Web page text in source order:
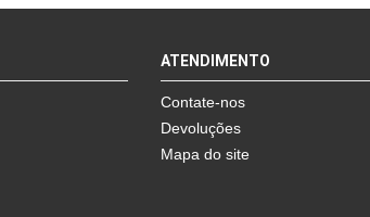
ATENDIMENTO
Contate-nos
Devoluções
Mapa do site